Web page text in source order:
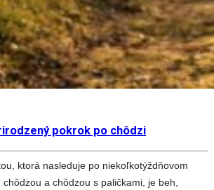
pokrok po chôdzi
ktorá nasleduje po niekoľkotýždňovom
chôdzou a chôdzou s paličkami, je beh,